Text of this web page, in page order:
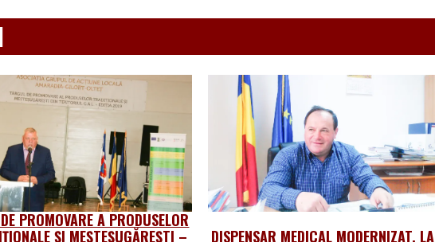
PROMOVARE A PRODUSELOR
ȘI MEȘTEȘUGĂREȘTI –
DISPENSAR MEDICAL MODERNIZAT, LA